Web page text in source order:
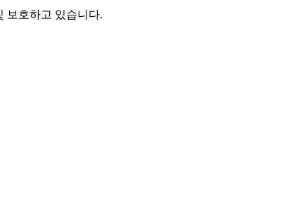
보호하고 있습니다.